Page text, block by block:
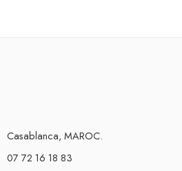
Casablanca, MAROC.
07 72 16 18 83